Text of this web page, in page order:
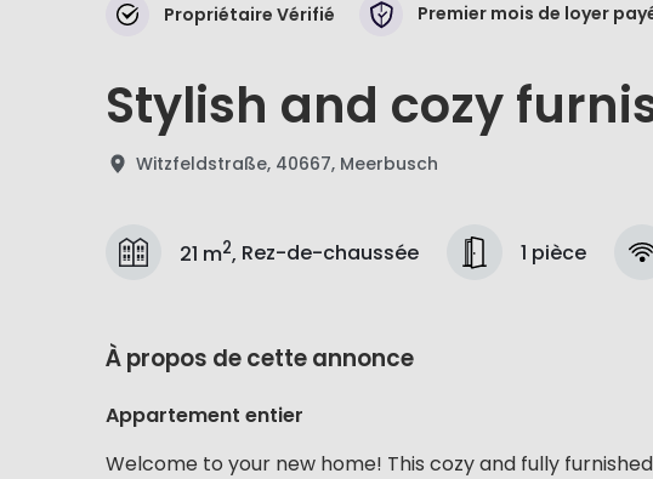
Propriétaire Vérifié Premier mois de loyer
Stylish and cozy
Witzfeldstraße, 40667, Meerbusch
21 m2, Rez-de-chaussée 1 pièce
À propos de cette annonce
Appartement entier
Welcome to your new home! This cozy and fully